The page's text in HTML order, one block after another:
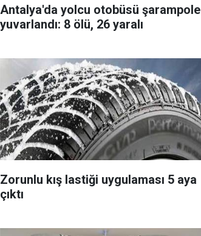
Antalya'da yolcu otobüsü şarampole
yuvarlandı: 8 ölü, 26 yaralı
Zorunlu kış lastiği uygulaması 5 aya
çıktı